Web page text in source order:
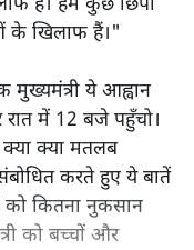
के खिलाफ हैं।"
मुख्यमंत्री ये आह्वान
रात में 12 बजे पहुँचो।
क्या मतलब
करते हुए ये बातें
कितना नुकसान
को बच्चों और